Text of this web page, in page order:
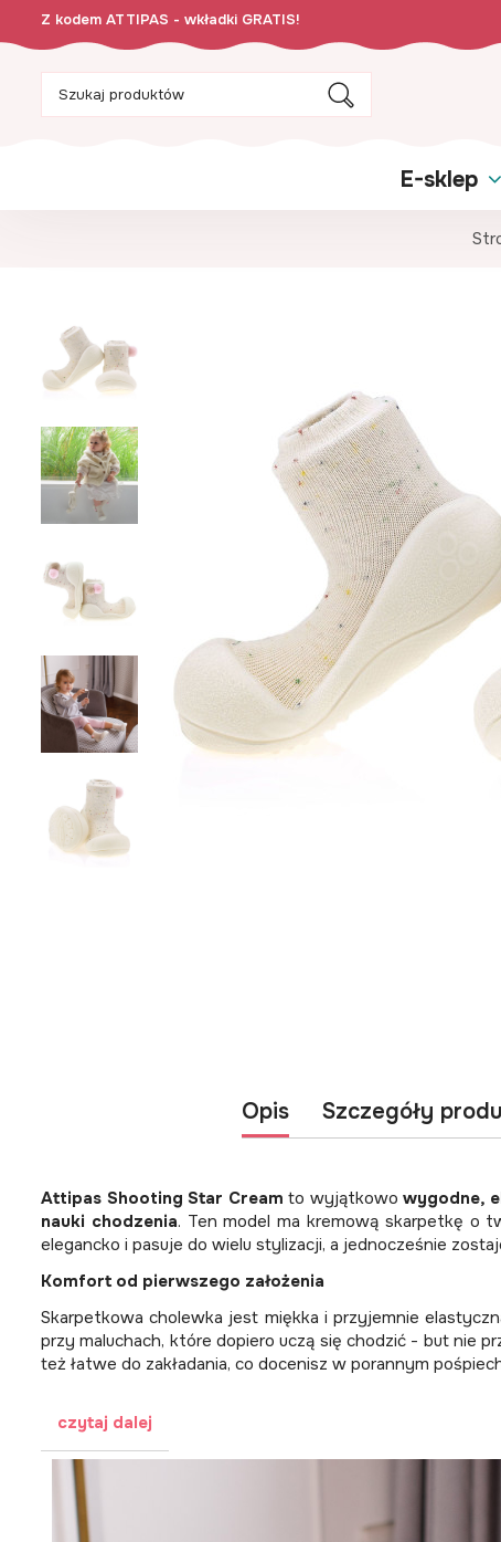
Z kodem ATTIPAS - wkładki GRATIS!
E-sklep
Opis Szczegóły
Attipas Shooting Star Cream to wyjątkowowygodne,
nauki chodzenia. Ten model ma kremową skarpetkę o
elegancko i pasuje do wielu stylizacji, a jednocześnie
Komfort od pierwszego założenia
Skarpetkowa cholewka jest miękka i przyjemnie
przy maluchach, które dopiero uczą się chodzić - but nie
też łatwe do zakładania, co docenisz w porannym
czytaj dalej